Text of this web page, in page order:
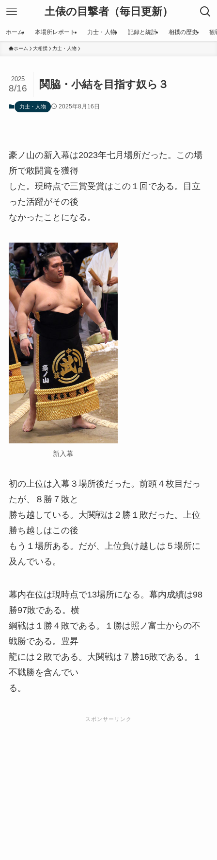
土俵の目撃者（毎日更新）
ホーム 本場所レポート 力士・人物 記録と統計 相撲の歴史 観
ホーム 大相撲 力士・人物
関脇・小結を目指す奴ら３
2025
8/16
力士・人物 2025年8月16日
豪ノ山の新入幕は2023年七月場所だった。この場
所で敢闘賞を獲得
した。現時点で三賞受賞はこの１回である。目立
った活躍がその後
なかったことになる。
新入幕
初の上位は入幕３場所後だった。前頭４枚目だっ
たが、８勝７敗と
勝ち越している。大関戦は２勝１敗だった。上位
勝ち越しはこの後
もう１場所ある。だが、上位負け越しは５場所に
及んでいる。
幕内在位は現時点で13場所になる。幕内成績は98
勝97敗である。横
綱戦は１勝４敗である。１勝は照ノ富士からの不
戦勝である。豊昇
龍には２敗である。大関戦は７勝16敗である。１
不戦勝を含んでい
る。
スポンサーリンク